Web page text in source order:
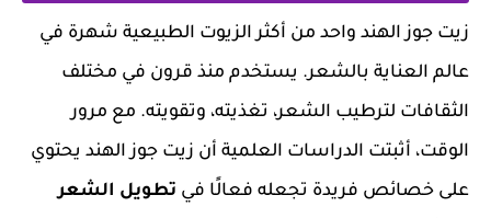
زيت جوز الهند واحد من أكثر الزيوت الطبيعية شهرة في
عالم العناية بالشعر. يستخدم منذ قرون في مختلف
الثقافات لترطيب الشعر، تغذيته، وتقويته. مع مرور
الوقت، أثبتت الدراسات العلمية أن زيت جوز الهند يحتوي
على خصائص فريدة تجعله فعالًا في تطويل الشعر